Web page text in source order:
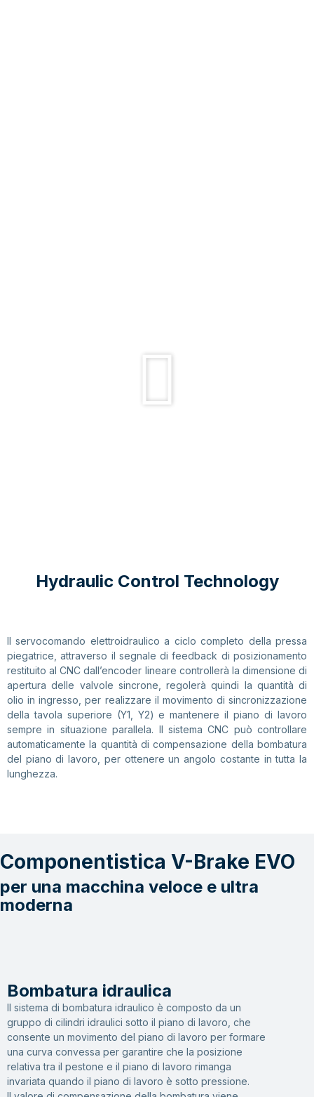
Hydraulic Control Technology
Il servocomando elettroidraulico a ciclo completo della pressa
piegatrice, attraverso il segnale di feedback di posizionamento
restituito al CNC dall’encoder lineare controllerà la dimensione di
apertura delle valvole sincrone, regolerà quindi la quantità di
olio in ingresso, per realizzare il movimento di sincronizzazione
della tavola superiore (Y1, Y2) e mantenere il piano di lavoro
sempre in situazione parallela. Il sistema CNC può controllare
automaticamente la quantità di compensazione della bombatura
del piano di lavoro, per ottenere un angolo costante in tutta la
lunghezza.
Componentistica V-Brake EVO
per una macchina veloce e ultra
moderna
Bombatura idraulica
Il sistema di bombatura idraulico è composto da un
gruppo di cilindri idraulici sotto il piano di lavoro, che
consente un movimento del piano di lavoro per formare
una curva convessa per garantire che la posizione
relativa tra il pestone e il piano di lavoro rimanga
invariata quando il piano di lavoro è sotto pressione.